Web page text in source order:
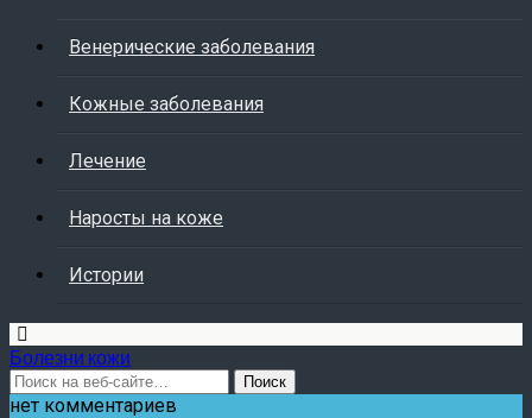
Венерические заболевания
Кожные заболевания
Лечение
Наросты на коже
Истории
Болезни кожи
нет комментариев